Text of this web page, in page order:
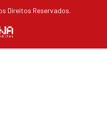
Direitos Reservados.